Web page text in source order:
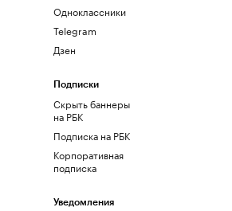
Одноклассники
Telegram
Дзен
Подписки
Скрыть баннеры
на РБК
Подписка на РБК
Корпоративная
подписка
Уведомления